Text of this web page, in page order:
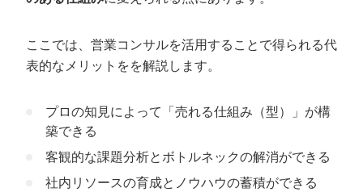
ここでは、営業コンサルを活用することで得られる代
表的なメリットをを解説します。
プロの知見によって「売れる仕組み（型）」が構
築できる
客観的な課題分析とボトルネックの解消ができる
社内リソースの育成とノウハウの蓄積ができる